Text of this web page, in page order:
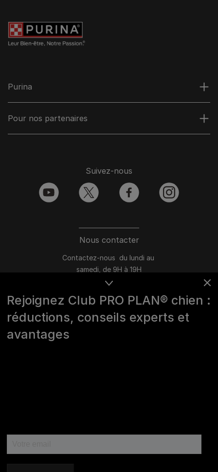
Rejoignez Club PRO PLAN® chien :
réductions, conseils experts et
avantages
Purina
Pour nos partenaires
Nous contacter
Contactez-nous du lundi au
samedi, de 9H à 19H
du lundi au vendredi, de 10H à 16H
> Nous écrire
Suivez-nous
youtube twitter facebook instagram